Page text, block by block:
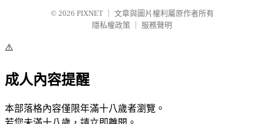
© 2026 PIXNET
文章與圖片權利屬原作者所有
隱私權政策
服務聲明
⚠️
成人內容提醒
本部落格內容僅限年滿十八歲者瀏覽。